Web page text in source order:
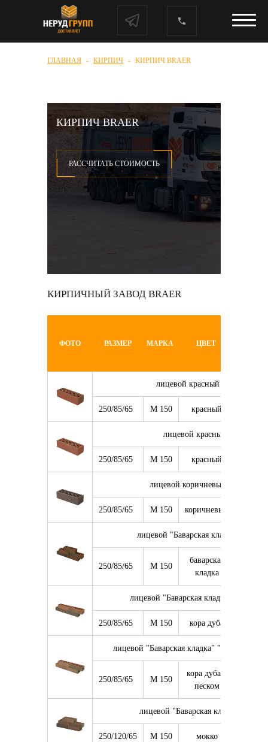
ГЛАВНАЯ КИРПИЧ КИРПИЧ BRAER
КИРПИЧ BRAER
РАССЧИТАТЬ СТОИМОСТЬ
КИРПИЧНЫЙ ЗАВОД BRAER
ФОТО РАЗМЕР МАРКА ЦВЕТ
лицевой красный гладкий
250/85/65 М 150 красный
лицевой красный риф 0,7
250/85/65 М 150 красный
лицевой коричневый гладкий
250/85/65 М 150 коричневый
лицевой "Баварская кладка"
250/85/65 М 150
баварская
кладка
лицевой "Баварская кладка" "Кора
250/85/65 М 150 кора дуба
лицевой "Баварская кладка" "Кора дуба"
250/85/65 М 150
кора дуба с
песком
лицевой "Баварская кладка"
250/120/65 М 150 мокко